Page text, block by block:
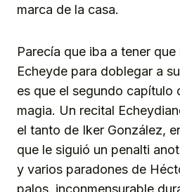
marca de la casa.
Parecía que iba a tener
Echeyde para doblegar a
es que el segundo capítulo
magia. Un recital
el tanto de Iker González,
que le siguió un penalti
y varios paradones de
palos, inconmensurable